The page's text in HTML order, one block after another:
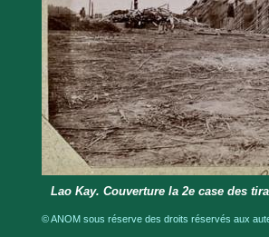
Lao Kay. Couverture la 2e case des
© ANOM sous réserve des droits réservés aux